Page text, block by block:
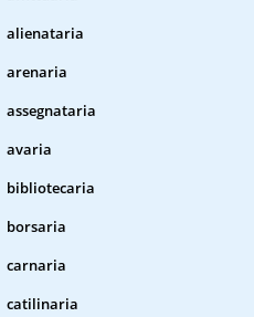
alienataria
arenaria
assegnataria
avaria
bibliotecaria
borsaria
carnaria
catilinaria